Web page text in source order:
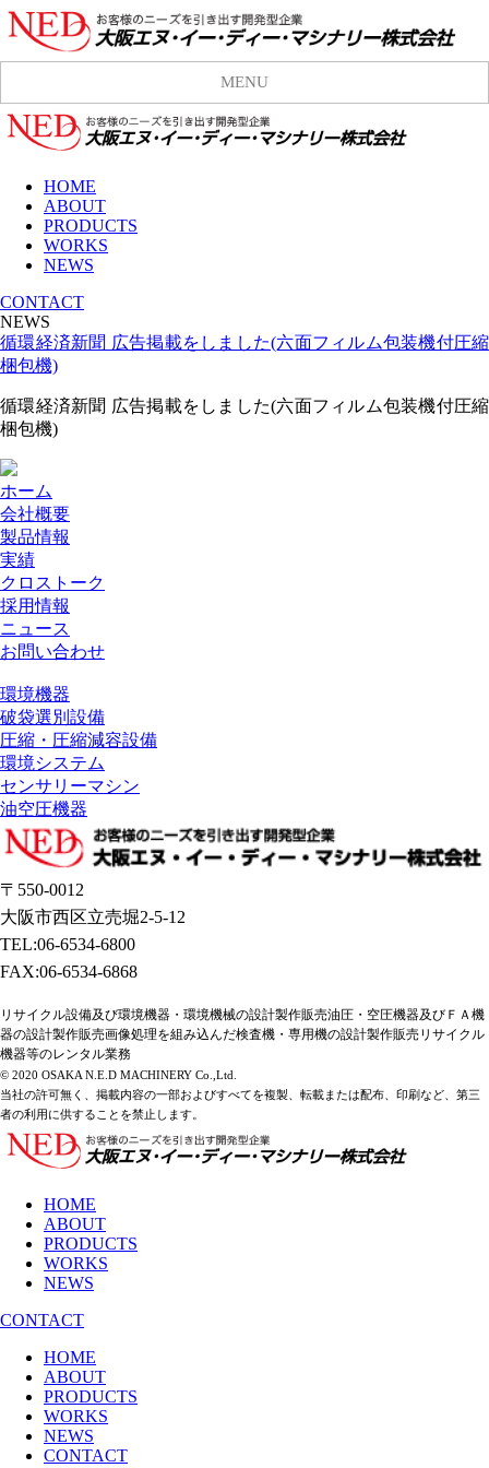
MENU
HOME
ABOUT
PRODUCTS
WORKS
NEWS
CONTACT
NEWS
循環経済新聞 広告掲載をしました(六面フィルム包装機付圧縮
梱包機)
循環経済新聞 広告掲載をしました(六面フィルム包装機付圧縮
梱包機)
ホーム
会社概要
製品情報
実績
クロストーク
採用情報
ニュース
お問い合わせ
環境機器
破袋選別設備
圧縮・圧縮減容設備
環境システム
センサリーマシン
油空圧機器
〒550-0012
大阪市西区立売堀2-5-12
TEL:06-6534-6800
FAX:06-6534-6868
リサイクル設備及び環境機器・環境機械の設計製作販売油圧・空圧機器及びＦＡ機
器の設計製作販売画像処理を組み込んだ検査機・専用機の設計製作販売リサイクル
機器等のレンタル業務
© 2020 OSAKA N.E.D MACHINERY Co.,Ltd.
当社の許可無く、掲載内容の一部およびすべてを複製、転載または配布、印刷など、第三
者の利用に供することを禁止します。
HOME
ABOUT
PRODUCTS
WORKS
NEWS
CONTACT
HOME
ABOUT
PRODUCTS
WORKS
NEWS
CONTACT